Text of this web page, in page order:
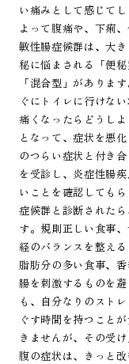
い痛みとして感じて
よって腹痛や、下痢
敏性腸症候群は、大
秘に悩まされる「便
「混合型」がありま
ぐにトイレに行けな
痛くなったらどうし
となって、症状を悪
のつらい症状と付き
を受診し、炎症性腸
いことを確認しても
症候群と診断された
す。規則正しい食事
経のバランスを整え
脂肪分の多い食事、
腸を刺激するものを
も、自分なりのスト
ぐす時間を持つこと
きませんが、その受
腹の症状は、きっと改